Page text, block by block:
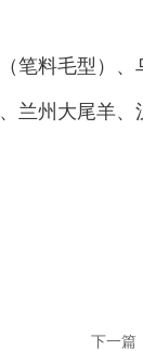
料毛型）、
兰州大尾羊、
下一篇